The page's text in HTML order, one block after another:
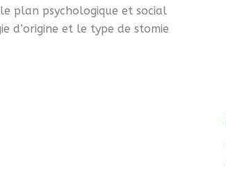
plan psychologique et social
d’origine et le type de stomie